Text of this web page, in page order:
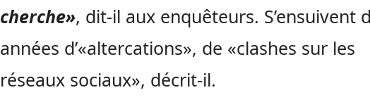
cherche», dit-il aux enquêteurs. S’ensuivent
années d’«altercations», de «clashes sur les
réseaux sociaux», décrit-il.